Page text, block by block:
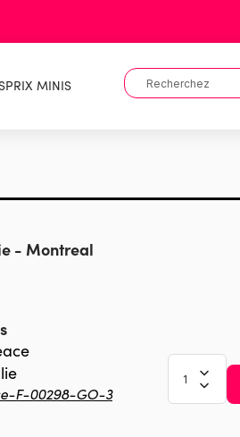
PRIX MINIS
- Montreal
F-00298-GO-3